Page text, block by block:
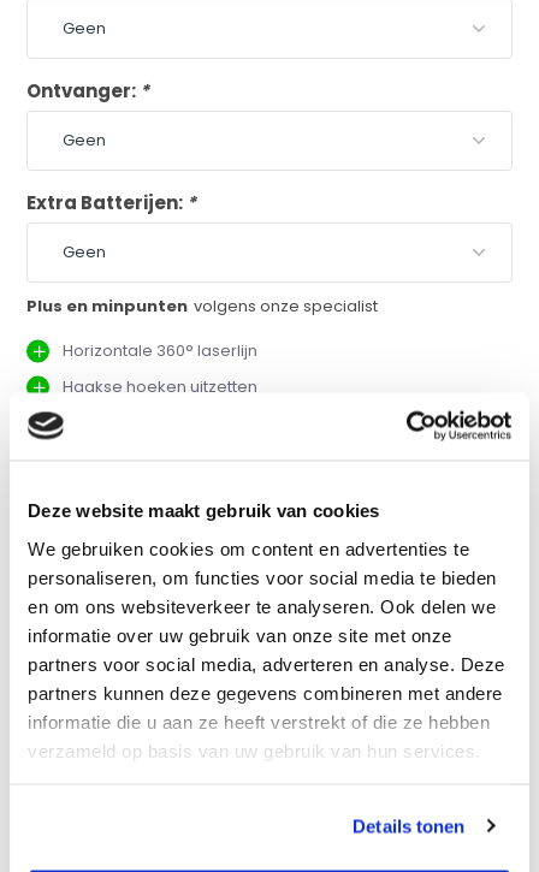
Deze website maakt gebruik van cookies
We gebruiken cookies om content en advertenties te
personaliseren, om functies voor social media te bieden
en om ons websiteverkeer te analyseren. Ook delen we
informatie over uw gebruik van onze site met onze
partners voor social media, adverteren en analyse. Deze
partners kunnen deze gegevens combineren met andere
informatie die u aan ze heeft verstrekt of die ze hebben
verzameld op basis van uw gebruik van hun services.
Details tonen
Ontvanger: *
Extra Batterijen: *
Plus en minpunten volgens onze specialist
Horizontale 360° laserlijn
Haakse hoeken uitzetten
Afneembare voetadapter
Vergelijk
Productomschrijving
Eigenschappen